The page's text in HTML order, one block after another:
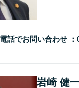
電話でお問い合わせ
岩崎 健一